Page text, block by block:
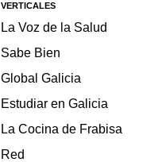
VERTICALES
La Voz de la Salud
Sabe Bien
Global Galicia
Estudiar en Galicia
La Cocina de Frabisa
Red